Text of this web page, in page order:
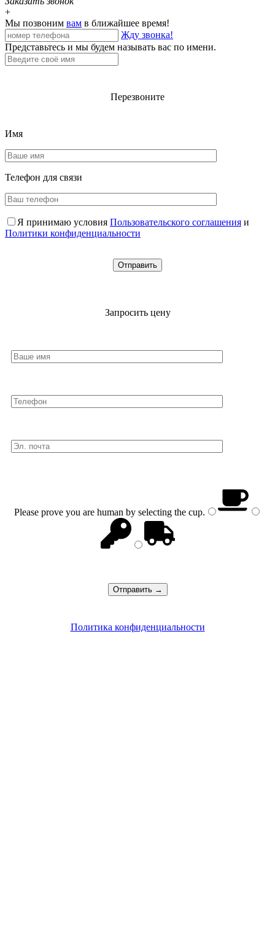
+
Мы позвоним вам в ближайшее время!
Жду звонка!
Представьтесь и мы будем называть вас по имени.
Перезвоните
Имя
Телефон для связи
Я принимаю условия Пользовательского соглашения и
Политики конфиденциальности
Запросить цену
Please prove you are human by selecting thecup.
Политика конфиденциальности